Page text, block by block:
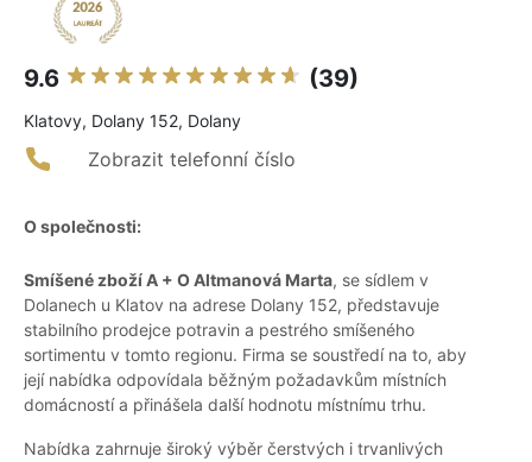
9.6 (39)
Klatovy, Dolany 152, Dolany
Zobrazit telefonní číslo
O společnosti:
Smíšené zboží A + O Altmanová Marta, se sídlem v
Dolanech u Klatov na adrese Dolany 152, představuje
stabilního prodejce potravin a pestrého smíšeného
sortimentu v tomto regionu. Firma se soustředí na to, aby
její nabídka odpovídala běžným požadavkům místních
domácností a přinášela další hodnotu místnímu trhu.
Nabídka zahrnuje široký výběr čerstvých i trvanlivých